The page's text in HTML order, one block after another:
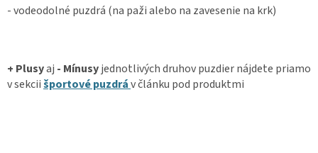
- vodeodolné puzdrá (na paži alebo na zavesenie na krk)
+ Plusyaj - Mínusyjednotlivých druhov puzdier nájdete priamo
v sekciišportové puzdráv článku pod produktmi